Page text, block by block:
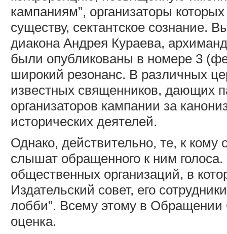
кампаниям”, организаторы
существу, сектантское сознание.
диакона Андрея Кураева,
были опубликованы в номере 3
широкий резонанс. В различных
известных священников, дающих
организаторов кампании за
исторических деятелей.
Однако, действительно, те, к
слышат обращенного к ним
общественных организаций, в
Издательский совет, его
лобби”. Всему этому в Обращении
оценка.